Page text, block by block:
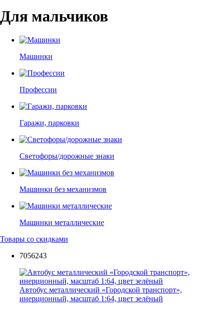
Для мальчиков
Машинки
Профессии
Гаражи, парковки
Светофоры/дорожные знаки
Машинки без механизмов
Машинки металлические
Товары со скидками
7056243
Автобус металлический «Городской транспорт»,
инерционный, масштаб 1:64, цвет зелёный